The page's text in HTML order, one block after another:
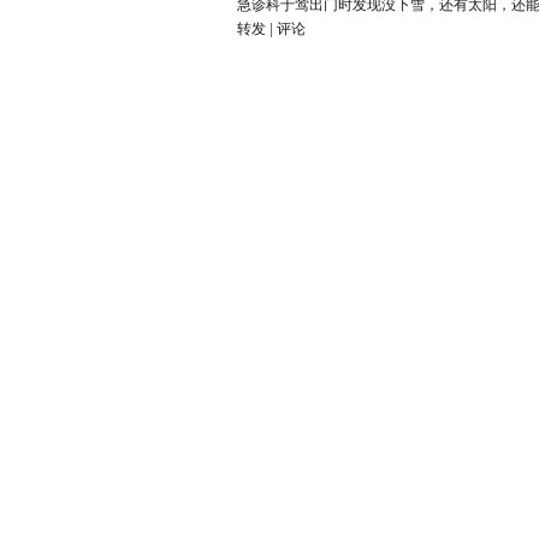
急诊科于莺出门时发现没下雪，还有太阳，还
转发
评论